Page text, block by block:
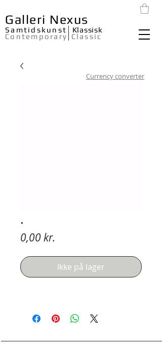
Galleri Nexus
Samtidskunst Klassisk
Contemporary Classic
.
0,00 kr.
Ikke på lager
Currency converter